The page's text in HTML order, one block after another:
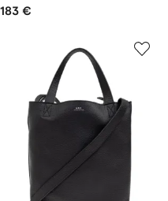
183 €